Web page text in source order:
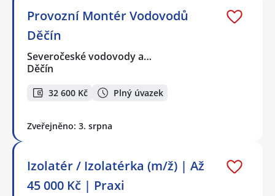
Provozní Montér Vodovodů
Děčín
Severočeské vodovody a…
Děčín
32 600 Kč Plný úvazek
Zveřejněno: 3. srpna
Izolatér / Izolatérka (m/ž) | Až
45 000 Kč | Praxi